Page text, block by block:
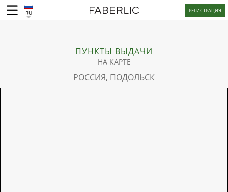
RU РЕГИСТРАЦИЯ
ПУНКТЫ ВЫДАЧИ
НА КАРТЕ
РОССИЯ, ПОДОЛЬСК